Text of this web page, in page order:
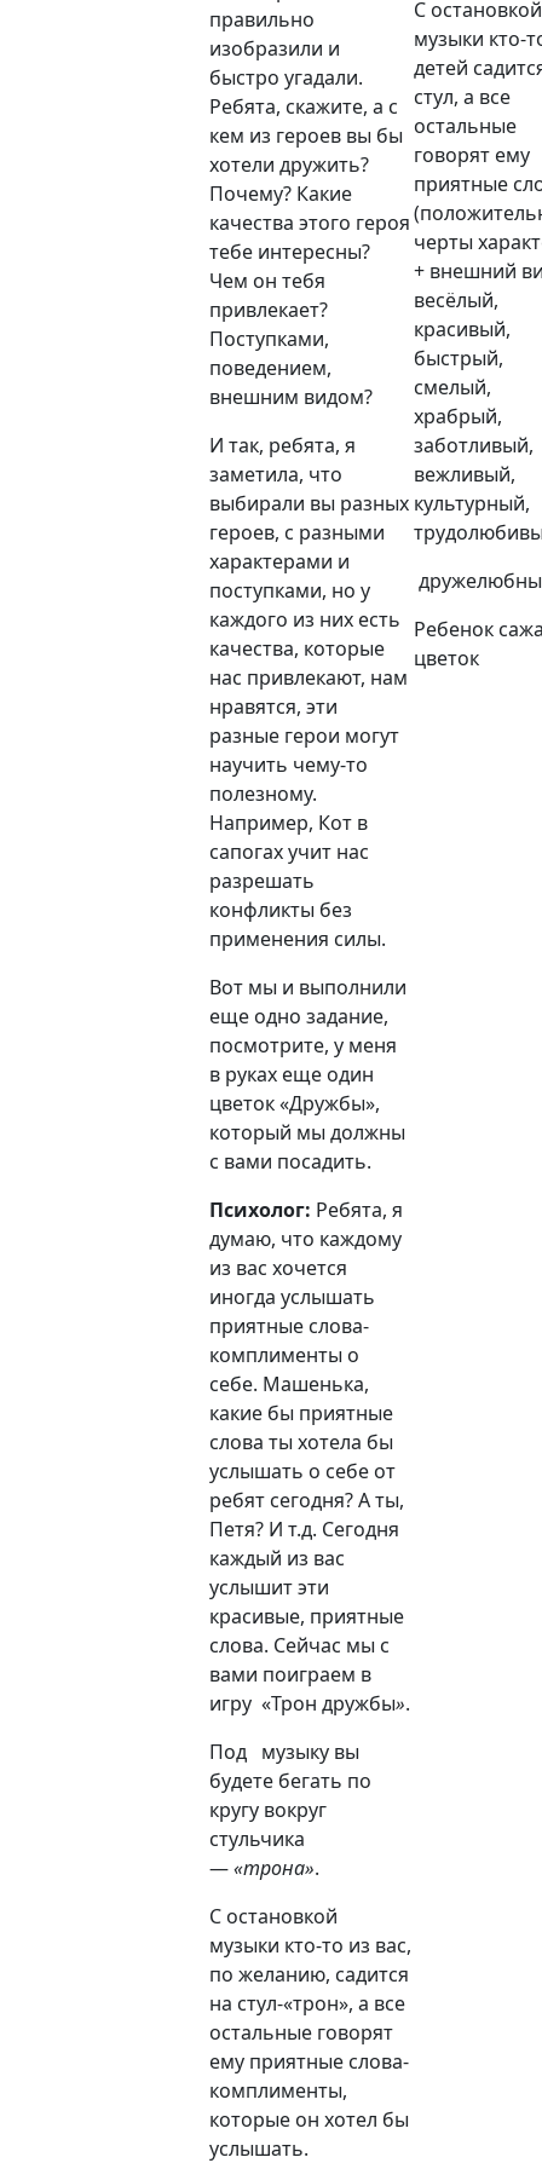
правильно
изобразили и
быстро угадали.
Ребята, скажите, а с
кем из героев вы бы
хотели дружить?
Почему? Какие
качества этого героя
тебе интересны?
Чем он тебя
привлекает?
Поступками,
поведением,
внешним видом?
И так, ребята, я
заметила, что
выбирали вы разных
героев, с разными
характерами и
поступками, но у
каждого из них есть
качества, которые
нас привлекают, нам
нравятся, эти
разные герои могут
научить чему-то
полезному.
Например, Кот в
сапогах учит нас
разрешать
конфликты без
применения силы.
Вот мы и выполнили
еще одно задание,
посмотрите, у меня
в руках еще один
цветок «Дружбы»,
который мы должны
с вами посадить.
Психолог: Ребята, я
думаю, что каждому
из вас хочется
иногда услышать
приятные слова-
комплименты о
себе. Машенька,
какие бы приятные
слова ты хотела бы
услышать о себе от
ребят сегодня? А ты,
Петя? И т.д. Сегодня
каждый из вас
услышит эти
красивые, приятные
слова. Сейчас мы с
вами поиграем в
игру «Трон дружбы».
Под музыку вы
будете бегать по
кругу вокруг
стульчика
—«трона».
С остановкой
музыки кто-то из вас,
по желанию, садится
на стул-«трон», а все
остальные говорят
ему приятные слова-
комплименты,
которые он хотел бы
услышать.
С остановкой
музыки кто-
детей
стул, а все
остальные
говорят ему
приятные
(
черты
+ внешний
весёлый,
красивый,
быстрый,
смелый,
храбрый,
заботливый,
вежливый,
культурный,
Ребенок
цветок